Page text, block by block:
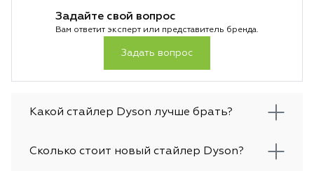
Задайте свой вопрос
Вам ответит эксперт или представитель бренда.
Задать вопрос
Какой стайлер Dyson лучше брать?
Сколько стоит новый стайлер Dyson?